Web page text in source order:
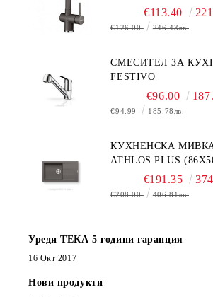
€113.40
€126.00 246.43лв.
СМЕСИТЕЛ ЗА
FESTIVO
€96.00
€94.99 185.78лв.
КУХНЕНСКА МИВКА
ATHLOS PLUS
€191.35
€208.00 406.81лв.
Уреди ТЕКА 5 години гаранция
16 Окт 2017
Нови продукти